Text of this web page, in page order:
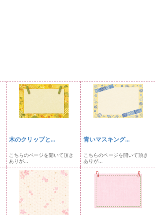
木のクリップと...
こちらのページを開いて頂き
ありが...
青いマスキング...
こちらのページを開いて頂き
ありが...